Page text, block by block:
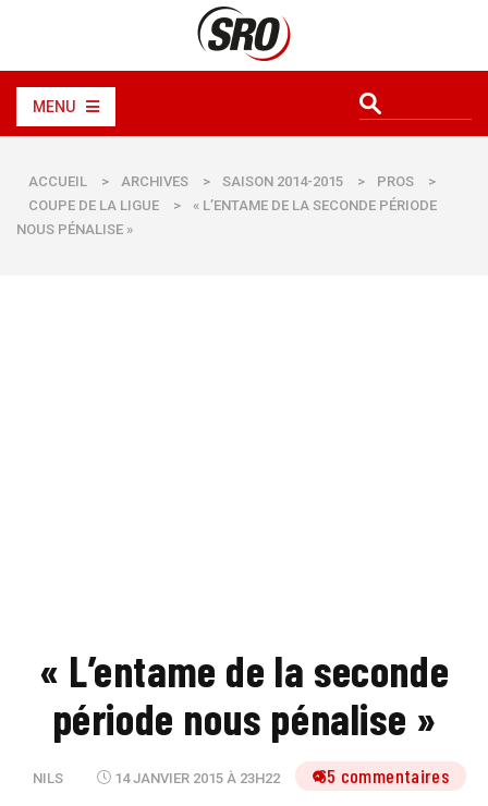
MENU
ACCUEIL > ARCHIVES > SAISON 2014-2015 > PROS
>
COUPE DE LA LIGUE
>
« L’ENTAME DE LA SECONDE PÉRIODE
NOUS PÉNALISE »
« L’entame de la seconde
période nous pénalise »
NILS 14 JANVIER 2015 À 23H22 65 commentaires